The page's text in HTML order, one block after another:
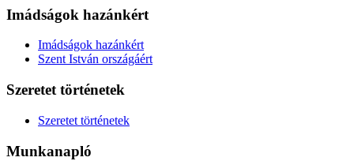
Imádságok hazánkért
Imádságok hazánkért
Szent István országáért
Szeretet történetek
Szeretet történetek
Munkanapló